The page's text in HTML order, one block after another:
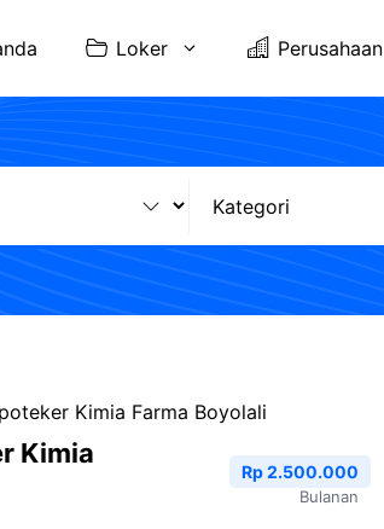
Loker Perusahaan
Kimia Farma Boyolali
Kimia
Rp 2.500.000
Bulanan